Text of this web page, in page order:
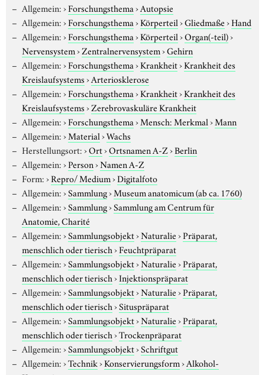
Allgemein:›Forschungsthema›Autopsie
Allgemein:›Forschungsthema›Körperteil›Gliedmaße›Hand
Allgemein:›Forschungsthema›Körperteil›Organ(-teil)›
Nervensystem›Zentralnervensystem›Gehirn
Allgemein:›Forschungsthema›Krankheit›Krankheit des
Kreislaufsystems›Arteriosklerose
Allgemein:›Forschungsthema›Krankheit›Krankheit des
Kreislaufsystems›Zerebrovaskuläre Krankheit
Allgemein:›Forschungsthema›Mensch: Merkmal›Mann
Allgemein:›Material›Wachs
Herstellungsort:›Ort›Ortsnamen A-Z›Berlin
Allgemein:›Person›Namen A-Z
Form:›Repro/ Medium›Digitalfoto
Allgemein:›Sammlung›Museum anatomicum (ab ca. 1760)
Allgemein:›Sammlung›Sammlung am Centrum für
Anatomie, Charité
Allgemein:›Sammlungsobjekt›Naturalie›Präparat,
menschlich oder tierisch›Feuchtpräparat
Allgemein:›Sammlungsobjekt›Naturalie›Präparat,
menschlich oder tierisch›Injektionspräparat
Allgemein:›Sammlungsobjekt›Naturalie›Präparat,
menschlich oder tierisch›Situspräparat
Allgemein:›Sammlungsobjekt›Naturalie›Präparat,
menschlich oder tierisch›Trockenpräparat
Allgemein:›Sammlungsobjekt›Schriftgut
Allgemein:›Technik›Konservierungsform›Alkohol-